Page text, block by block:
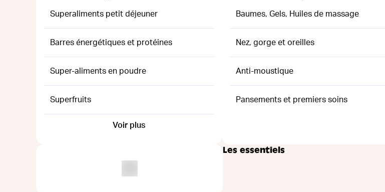
Superaliments petit déjeuner
Barres énergétiques et protéines
Super-aliments en poudre
Superfruits
Voir plus
Baumes, Gels, Huiles de massage
Nez, gorge et oreilles
Anti-moustique
Pansements et premiers soins
Les essentiels